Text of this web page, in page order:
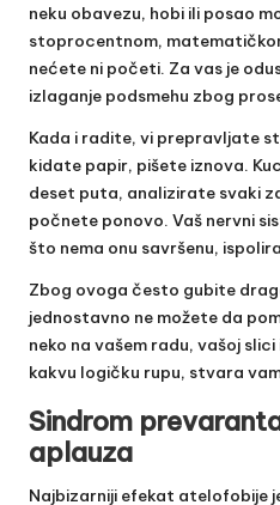
neku obavezu, hobi ili posao
stoprocentnom,
nećete ni početi. Za vas je
izlaganje podsmehu zbog
Kada i radite, vi prepravljate
kidate papir, pišete iznova.
deset puta, analizirate svaki
počnete ponovo. Vaš nervni
što nema onu savršenu,
Zbog ovoga često gubite
jednostavno ne možete da
neko na vašem radu, vašoj
kakvu logičku rupu, stvara
Sindrom
aplauza
Najbizarniji efekat atelofobije